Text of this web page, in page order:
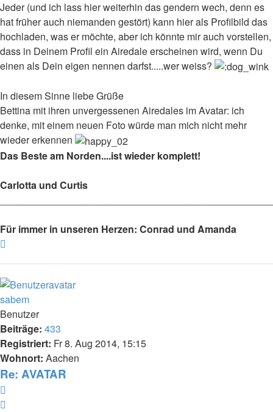
Jeder (und ich lass hier weiterhin das gendern wech, denn es
hat früher auch niemanden gestört) kann hier als Profilbild das
hochladen, was er möchte, aber ich könnte mir auch vorstellen,
dass in Deinem Profil ein Airedale erscheinen wird, wenn Du
einen als Dein eigen nennen darfst.....wer weiss?
In diesem Sinne liebe Grüße
Bettina mit ihren unvergessenen Airedales im Avatar: ich
denke, mit einem neuen Foto würde man mich nicht mehr
wieder erkennen
Das Beste am Norden....ist wieder komplett!
Carlotta und Curtis
Für immer in unseren Herzen: Conrad und Amanda
sabem
Benutzer
Beiträge: 433
Registriert: Fr 8. Aug 2014, 15:15
Wohnort: Aachen
Re: AVATAR